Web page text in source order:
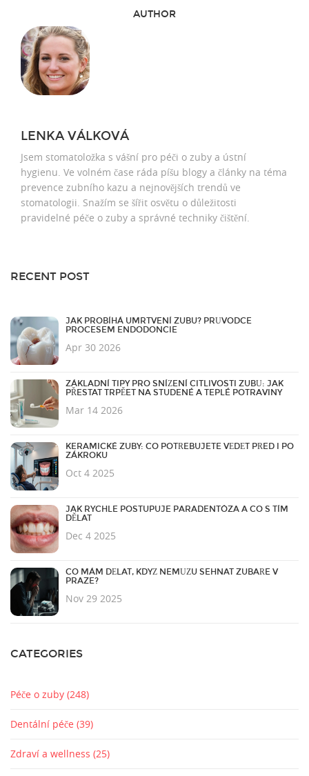
AUTHOR
LENKA VÁLKOVÁ
Jsem stomatoložka s vášní pro péči o zuby a ústní
hygienu. Ve volném čase ráda píšu blogy a články na téma
prevence zubního kazu a nejnovějších trendů ve
stomatologii. Snažím se šířit osvětu o důležitosti
pravidelné péče o zuby a správné techniky čištění.
RECENT POST
JAK PROBÍHÁ UMRTVENÍ ZUBU? PRŮVODCE
PROCESEM ENDODONCIE
Apr 30 2026
ZÁKLADNÍ TIPY PRO SNÍŽENÍ CITLIVOSTI ZUBŮ: JAK
PŘESTAT TRPĚET NA STUDENÉ A TEPLÉ POTRAVINY
Mar 14 2026
KERAMICKÉ ZUBY: CO POTŘEBUJETE VĚDĚT PŘED I PO
ZÁKROKU
Oct 4 2025
JAK RYCHLE POSTUPUJE PARADENTÓZA A CO S TÍM
DĚLAT
Dec 4 2025
CO MÁM DĚLAT, KDYŽ NEMŮŽU SEHNAT ZUBAŘE V
PRAZE?
Nov 29 2025
CATEGORIES
Péče o zuby (248)
Dentální péče (39)
Zdraví a wellness (25)